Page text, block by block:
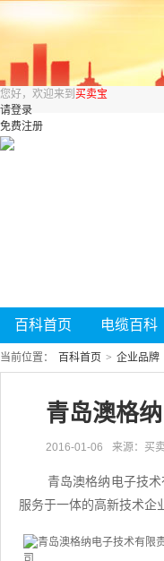
您好，欢迎来到 买卖宝
请登录
免费注册
百科首页 电缆百科
当前位置： 百科首页 > 企业品牌
青岛澳格
2016-01-06 来源：买
青岛澳格纳电子技
服务于一体的高新技术企